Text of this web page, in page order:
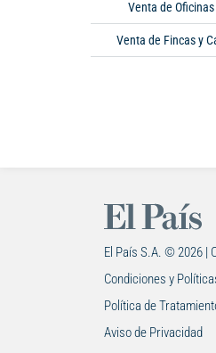
Venta de
Venta de Fincas y
El País S.A. © 2026 |
Condiciones y
Política de
Aviso de Privacidad